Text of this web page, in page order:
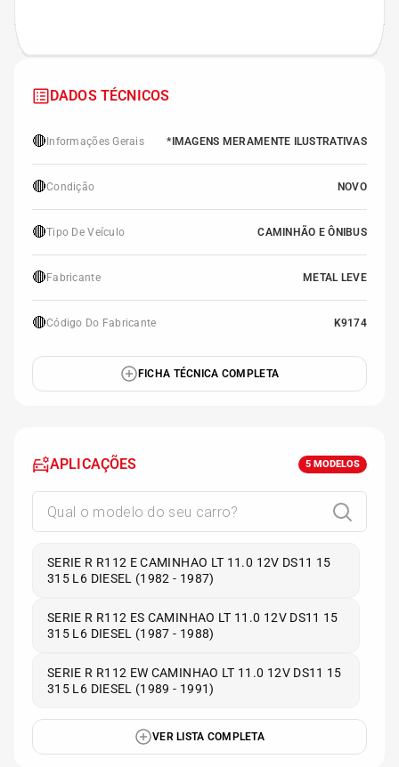
DADOS TÉCNICOS
🔴 Informações Gerais *IMAGENS MERAMENTE ILUSTRATIVAS
🔴Condição NOVO
🔴Tipo De Veículo CAMINHÃO E ÔNIBUS
🔴 Fabricante METAL LEVE
🔴Código Do Fabricante K9174
FICHA TÉCNICA COMPLETA
APLICAÇÕES 5 MODELOS
SERIE R R112 E CAMINHAO LT 11.0 12V DS11 15
315 L6 DIESEL (1982 - 1987)
SERIE R R112 ES CAMINHAO LT 11.0 12V DS11 15
315 L6 DIESEL (1987 - 1988)
SERIE R R112 EW CAMINHAO LT 11.0 12V DS11 15
315 L6 DIESEL (1989 - 1991)
VER LISTA COMPLETA